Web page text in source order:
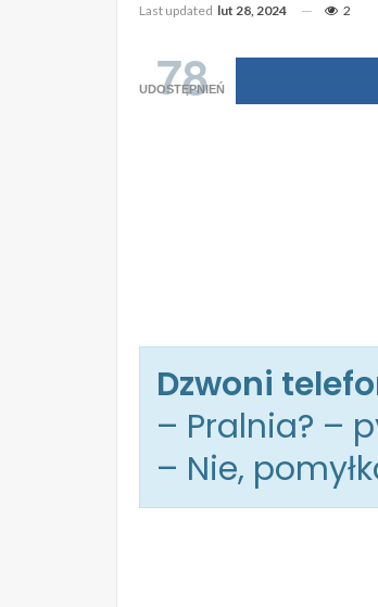
Last updated lut 28, 2024 2
78
UDOSTĘPNIEŃ
Dzwoni
– Pralnia? –
– Nie,